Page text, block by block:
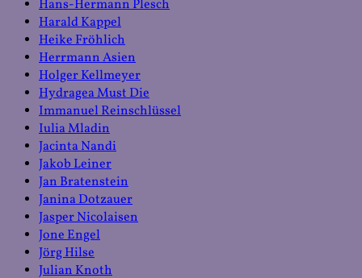
Hans-Hermann Plesch
Harald Kappel
Heike Fröhlich
Herrmann Asien
Holger Kellmeyer
Hydragea Must Die
Immanuel Reinschlüssel
Iulia Mladin
Jacinta Nandi
Jakob Leiner
Jan Bratenstein
Janina Dotzauer
Jasper Nicolaisen
Jone Engel
Jörg Hilse
Julian Knoth